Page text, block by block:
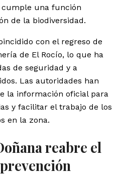
una función
de la biodiversidad.
con el regreso de
de El Rocío, lo que ha
de seguridad y a
Las autoridades han
la información oficial para
y facilitar el trabajo de los
en la zona.
reabre el